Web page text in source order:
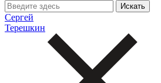
Сергей
Терешкин